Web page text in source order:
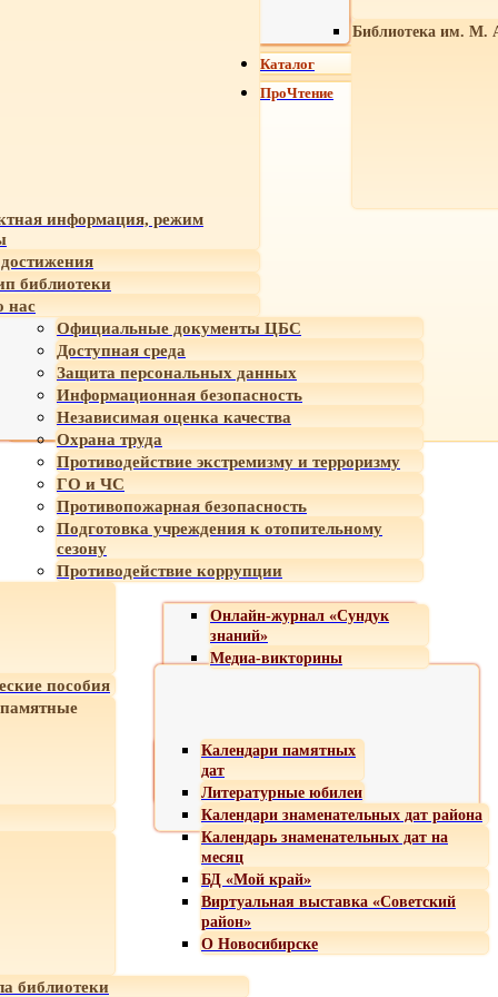
Библиотека им. М.
информация, режим
библиотеки
нас
Официальные документы ЦБС
Доступная среда
Защита персональных данных
Информационная безопасность
Независимая оценка качества
Охрана труда
Противодействие экстремизму и терроризму
ГО и ЧС
Противопожарная безопасность
Подготовка учреждения к отопительному
сезону
Противодействие коррупции
Онлайн-журнал «Сундук
знаний»
Медиа-викторины
пособия
Календари памятных
дат
Литературные юбилеи
Календари знаменательных дат района
Календарь знаменательных дат на
месяц
БД «Мой край»
Виртуальная выставка «Советский
район»
О Новосибирске
библиотеки
Каталог
ПроЧтение